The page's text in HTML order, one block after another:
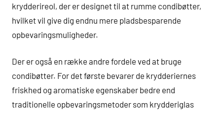
krydderireol, der er designet til at rumme condibøtter,
hvilket vil give dig endnu mere pladsbesparende
opbevaringsmuligheder.
Der er også en række andre fordele ved at bruge
condibøtter. For det første bevarer de krydderiernes
friskhed og aromatiske egenskaber bedre end
traditionelle opbevaringsmetoder som krydderiglas